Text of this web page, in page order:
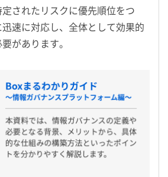
されたリスクに優先順位をつ
速に対応し、全体として効果的
があります。